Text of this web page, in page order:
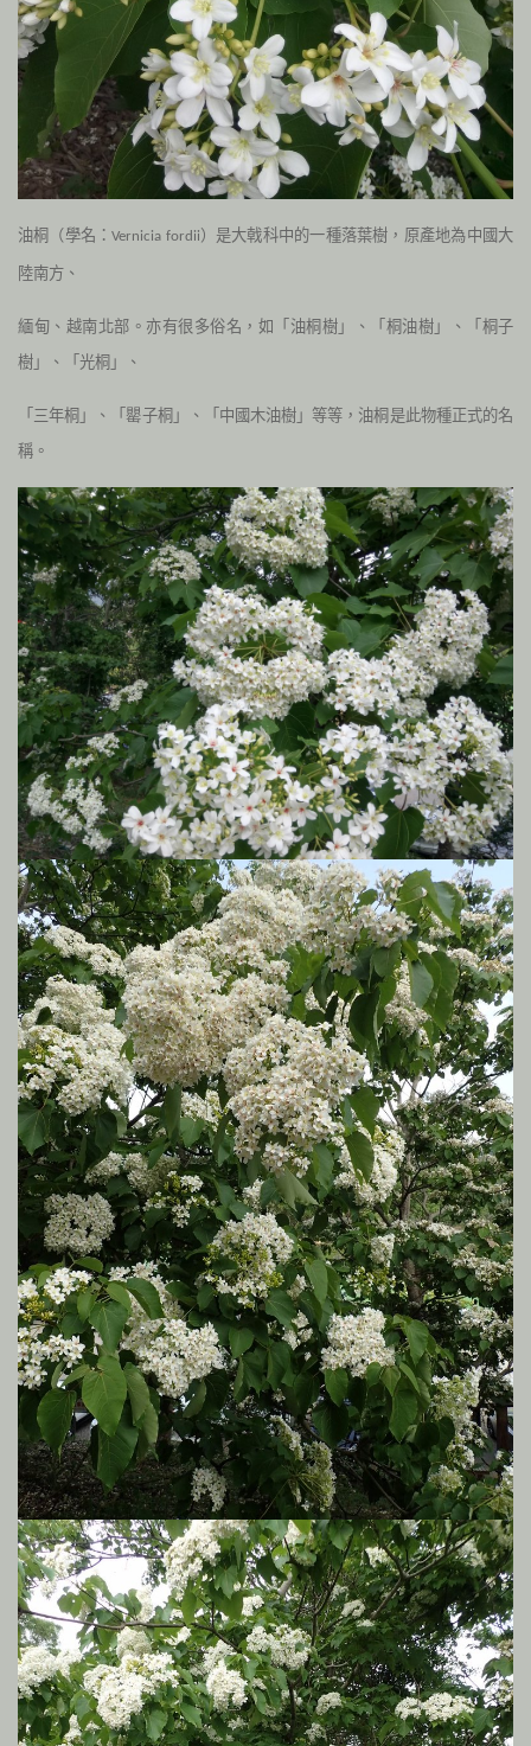
油桐（學名：Vernicia fordii）是大戟科中的一種落葉樹 ，原產地為中國大
陸南方、
緬甸、越南北部。亦有很多俗名，如「油桐樹」、「桐油樹」、「桐子
樹」、「光桐」
、
「三年桐」、「罌子桐」、「中國木油樹」等等 ，油桐是此物種正式的名
稱。